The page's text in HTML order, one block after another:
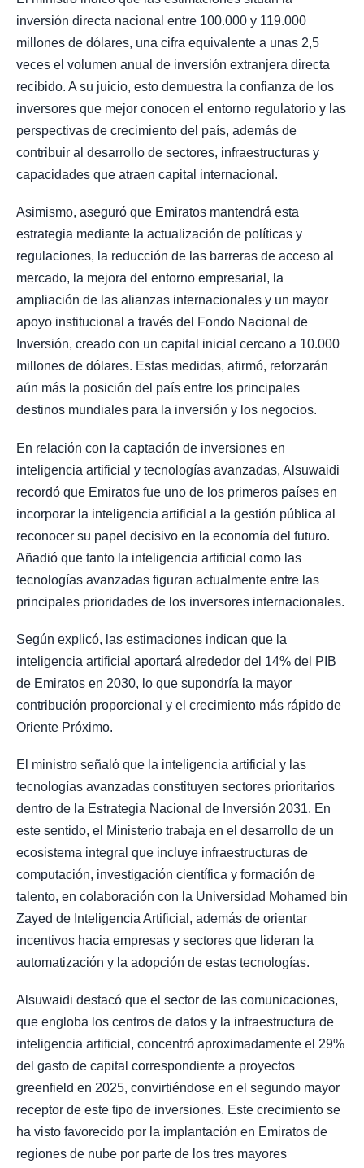
inversión directa nacional entre 100.000 y 119.000
millones de dólares, una cifra equivalente a unas 2,5
veces el volumen anual de inversión extranjera directa
recibido. A su juicio, esto demuestra la confianza de los
inversores que mejor conocen el entorno regulatorio y las
perspectivas de crecimiento del país, además de
contribuir al desarrollo de sectores, infraestructuras y
capacidades que atraen capital internacional.
Asimismo, aseguró que Emiratos mantendrá esta
estrategia mediante la actualización de políticas y
regulaciones, la reducción de las barreras de acceso al
mercado, la mejora del entorno empresarial, la
ampliación de las alianzas internacionales y un mayor
apoyo institucional a través del Fondo Nacional de
Inversión, creado con un capital inicial cercano a 10.000
millones de dólares. Estas medidas, afirmó, reforzarán
aún más la posición del país entre los principales
destinos mundiales para la inversión y los negocios.
En relación con la captación de inversiones en
inteligencia artificial y tecnologías avanzadas, Alsuwaidi
recordó que Emiratos fue uno de los primeros países en
incorporar la inteligencia artificial a la gestión pública al
reconocer su papel decisivo en la economía del futuro.
Añadió que tanto la inteligencia artificial como las
tecnologías avanzadas figuran actualmente entre las
principales prioridades de los inversores internacionales.
Según explicó, las estimaciones indican que la
inteligencia artificial aportará alrededor del 14% del PIB
de Emiratos en 2030, lo que supondría la mayor
contribución proporcional y el crecimiento más rápido de
Oriente Próximo.
El ministro señaló que la inteligencia artificial y las
tecnologías avanzadas constituyen sectores prioritarios
dentro de la Estrategia Nacional de Inversión 2031. En
este sentido, el Ministerio trabaja en el desarrollo de un
ecosistema integral que incluye infraestructuras de
computación, investigación científica y formación de
talento, en colaboración con la Universidad Mohamed bin
Zayed de Inteligencia Artificial, además de orientar
incentivos hacia empresas y sectores que lideran la
automatización y la adopción de estas tecnologías.
Alsuwaidi destacó que el sector de las comunicaciones,
que engloba los centros de datos y la infraestructura de
inteligencia artificial, concentró aproximadamente el 29%
del gasto de capital correspondiente a proyectos
greenfield en 2025, convirtiéndose en el segundo mayor
receptor de este tipo de inversiones. Este crecimiento se
ha visto favorecido por la implantación en Emiratos de
regiones de nube por parte de los tres mayores